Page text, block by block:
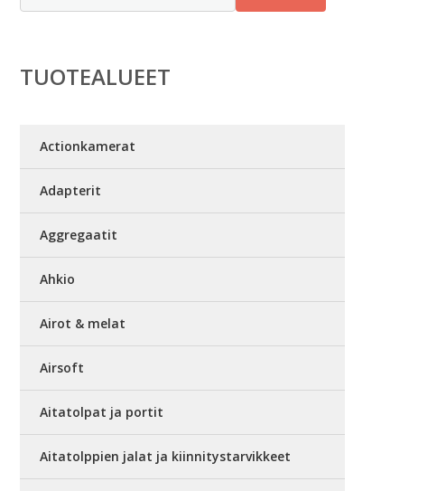
TUOTEALUEET
Actionkamerat
Adapterit
Aggregaatit
Ahkio
Airot & melat
Airsoft
Aitatolpat ja portit
Aitatolppien jalat ja kiinnitystarvikkeet